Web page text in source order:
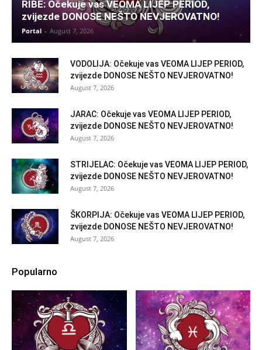
RIBE: Očekuje vas VEOMA LIJEP PERIOD,
zvijezde DONOSE NEŠTO NEVJEROVATNO!
Portal - August 7, 2026
VODOLIJA: Očekuje vas VEOMA LIJEP PERIOD,
zvijezde DONOSE NEŠTO NEVJEROVATNO!
August 7, 2026
JARAC: Očekuje vas VEOMA LIJEP PERIOD,
zvijezde DONOSE NEŠTO NEVJEROVATNO!
August 7, 2026
STRIJELAC: Očekuje vas VEOMA LIJEP PERIOD,
zvijezde DONOSE NEŠTO NEVJEROVATNO!
August 7, 2026
ŠKORPIJA: Očekuje vas VEOMA LIJEP PERIOD,
zvijezde DONOSE NEŠTO NEVJEROVATNO!
August 7, 2026
Popularno